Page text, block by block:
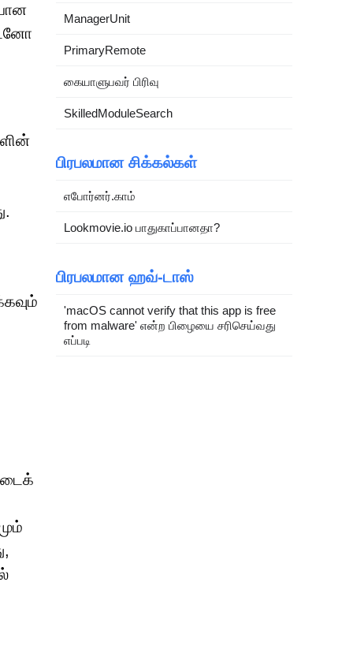
ManagerUnit
PrimaryRemote
கையாளுபவர் பிரிவு
SkilledModuleSearch
பிரபலமான சிக்கல்கள்
எபோர்னர்.காம்
Lookmovie.io பாதுகாப்பானதா?
பிரபலமான ஹவ்-டாஸ்
'macOS cannot verify that this app is free
from malware' என்ற பிழையை சரிசெய்வது
எப்படி